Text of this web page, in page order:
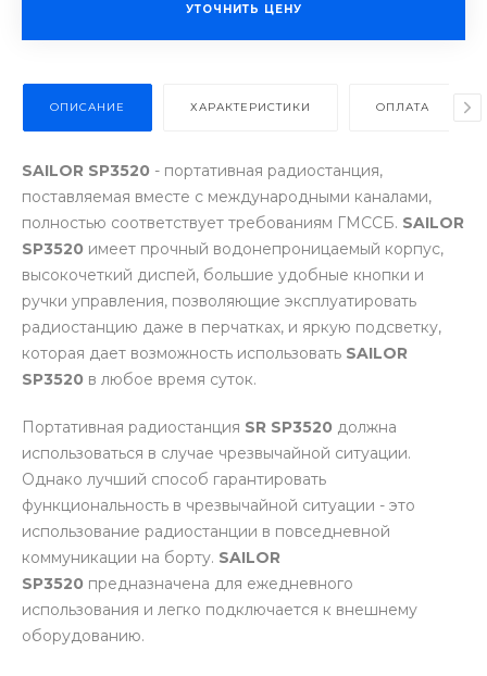
УТОЧНИТЬ ЦЕНУ
ОПИСАНИЕ ХАРАКТЕРИСТИКИ ОПЛАТА
SAILOR SP3520 - портативная радиостанция,
поставляемая вместе с международными каналами,
полностью соответствует требованиям ГМССБ. SAILOR
SP3520 имеет прочный водонепроницаемый корпус,
высокочеткий диспей, большие удобные кнопки и
ручки управления, позволяющие эксплуатировать
радиостанцию даже в перчатках, и яркую подсветку,
которая дает возможность использовать SAILOR
SP3520 в любое время суток.
Портативная радиостанция SR SP3520 должна
использоваться в случае чрезвычайной ситуации.
Однако лучший способ гарантировать
функциональность в чрезвычайной ситуации - это
использование радиостанции в повседневной
коммуникации на борту. SAILOR
SP3520 предназначена для ежедневного
использования и легко подключается к внешнему
оборудованию.